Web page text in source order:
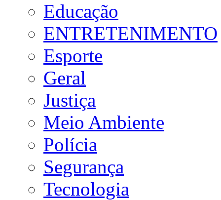
Educação
ENTRETENIMENTO
Esporte
Geral
Justiça
Meio Ambiente
Polícia
Segurança
Tecnologia